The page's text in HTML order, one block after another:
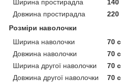
Ширина простирадла
Довжина простирадла
220
Розміри наволочки
Ширина наволочки
70
Довжина наволочки
70
Ширина другої наволочки
70
Довжина другої наволочки
70